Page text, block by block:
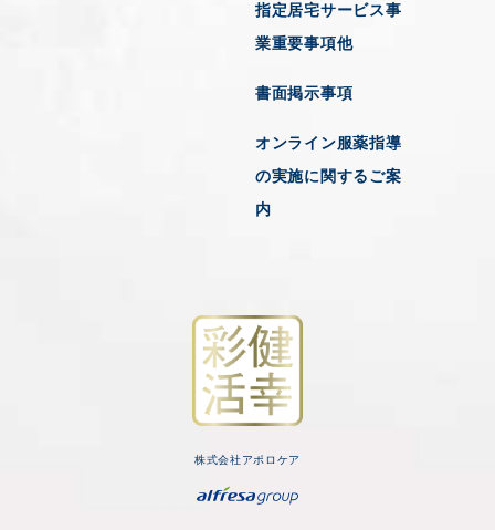
指定居宅サービス事
業重要事項他
書面掲示事項
オンライン服薬指導
の実施に関するご案
内
株式会社アポロケア